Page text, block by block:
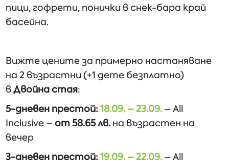
пици, гофрети, понички в снек-бара край
басейна.
Вижте цените за примерно настаняване
на 2 възрастни (+1 дете безплатно)
вДвойна стая:
5-дневен престой:18.09. – 23.09. – All
Inclusive –от 58.65 лв. на възрастен на
вечер
3-дневен престой:19.09. – 22.09. – All